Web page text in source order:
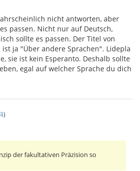
nicht antworten, aber
passen. Nicht nur auf Deutsch,
sollte es passen. Der Titel von
ja "Über andere Sprachen". Lidepla
sie ist kein Esperanto. Deshalb sollte
egal auf welcher Sprache du dich
)
der fakultativen Präzision so